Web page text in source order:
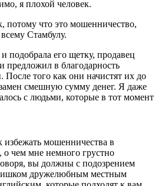
я плохой человек.
потому что это мошенничество,
Стамбулу.
подобрала его щетку, продавец
предложил в благодарность
После того как они начистят их до
смешную сумму денег. Я даже
с людьми, которые в тот момент
мошенничества в
чем мне немного грустно
вы должны с подозрением
дружелюбным местным